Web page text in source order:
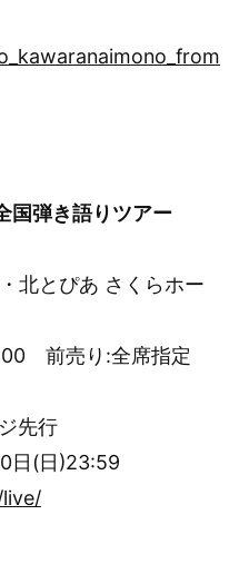
国弾き語りツアー
北とぴあ さくらホー
前売り:全席指定
先行
日(日)23:59